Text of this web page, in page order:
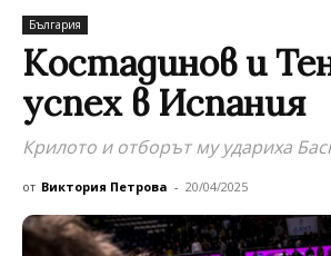
България
Костадинов и
успех в Испания
Крилото и отборът му удариха
от Виктория Петрова - 20/04/2025